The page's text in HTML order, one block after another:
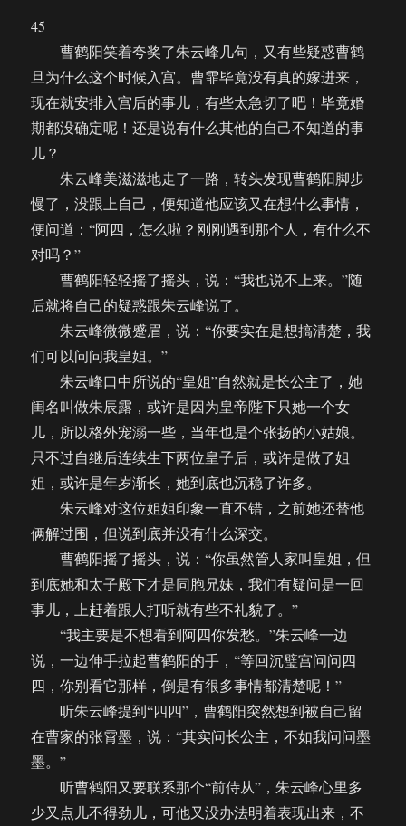
（46）
45
曹鹤阳笑着夸奖了朱云峰几句，又有些疑惑曹鹤
旦为什么这个时候入宫。曹霏毕竟没有真的嫁进来，
现在就安排入宫后的事儿，有些太急切了吧！毕竟婚
期都没确定呢！还是说有什么其他的自己不知道的事
儿？
朱云峰美滋滋地走了一路，转头发现曹鹤阳脚步
慢了，没跟上自己，便知道他应该又在想什么事情，
便问道：“阿四，怎么啦？刚刚遇到那个人，有什么不
对吗？”
曹鹤阳轻轻摇了摇头，说：“我也说不上来。”随
后就将自己的疑惑跟朱云峰说了。
朱云峰微微蹙眉，说：“你要实在是想搞清楚，我
们可以问问我皇姐。”
朱云峰口中所说的“皇姐”自然就是长公主了，她
闺名叫做朱辰露，或许是因为皇帝陛下只她一个女
儿，所以格外宠溺一些，当年也是个张扬的小姑娘。
只不过自继后连续生下两位皇子后，或许是做了姐
姐，或许是年岁渐长，她到底也沉稳了许多。
朱云峰对这位姐姐印象一直不错，之前她还替他
俩解过围，但说到底并没有什么深交。
曹鹤阳摇了摇头，说：“你虽然管人家叫皇姐，但
到底她和太子殿下才是同胞兄妹，我们有疑问是一回
事儿，上赶着跟人打听就有些不礼貌了。”
“我主要是不想看到阿四你发愁。”朱云峰一边
说，一边伸手拉起曹鹤阳的手，“等回沉璧宫问问四
四，你别看它那样，倒是有很多事情都清楚呢！”
听朱云峰提到“四四”，曹鹤阳突然想到被自己留
在曹家的张霄墨，说：“其实问长公主，不如我问问墨
墨。”
听曹鹤阳又要联系那个“前侍从”，朱云峰心里多
少又点儿不得劲儿，可他又没办法明着表现出来，不